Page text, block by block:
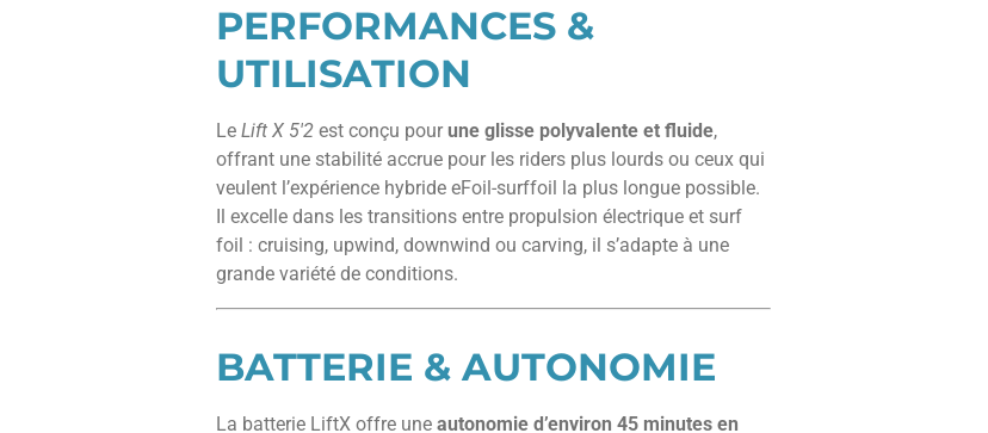
PERFORMANCES &
UTILISATION
Le Lift X 5'2 est conçu pourune glisse polyvalente et fluide,
offrant une stabilité accrue pour les riders plus lourds ou ceux qui
veulent l’expérience hybride eFoil-surffoil la plus longue possible.
Il excelle dans les transitions entre propulsion électrique et surf
foil : cruising, upwind, downwind ou carving, il s’adapte à une
grande variété de conditions.
BATTERIE & AUTONOMIE
La batterie LiftX offre une autonomie d’environ 45 minutes en